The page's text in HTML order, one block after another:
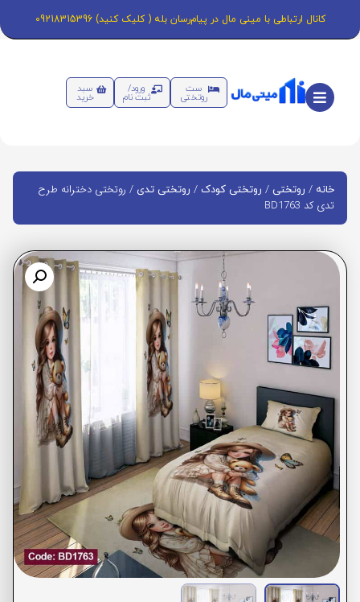
کانال ارتباطی با مینی مال در پیام‌رسان بله ( کلیک کنید) 09218315396
ست
روتختی
ورود/
ثبت نام
سبد
خرید
خانه / روتختی / روتختی کودک / روتختی تدی / روتختی دخترانه طرح
تدی کد BD1763